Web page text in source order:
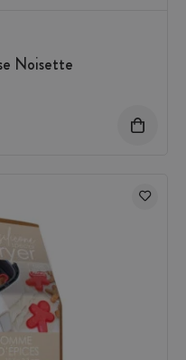
Noisette